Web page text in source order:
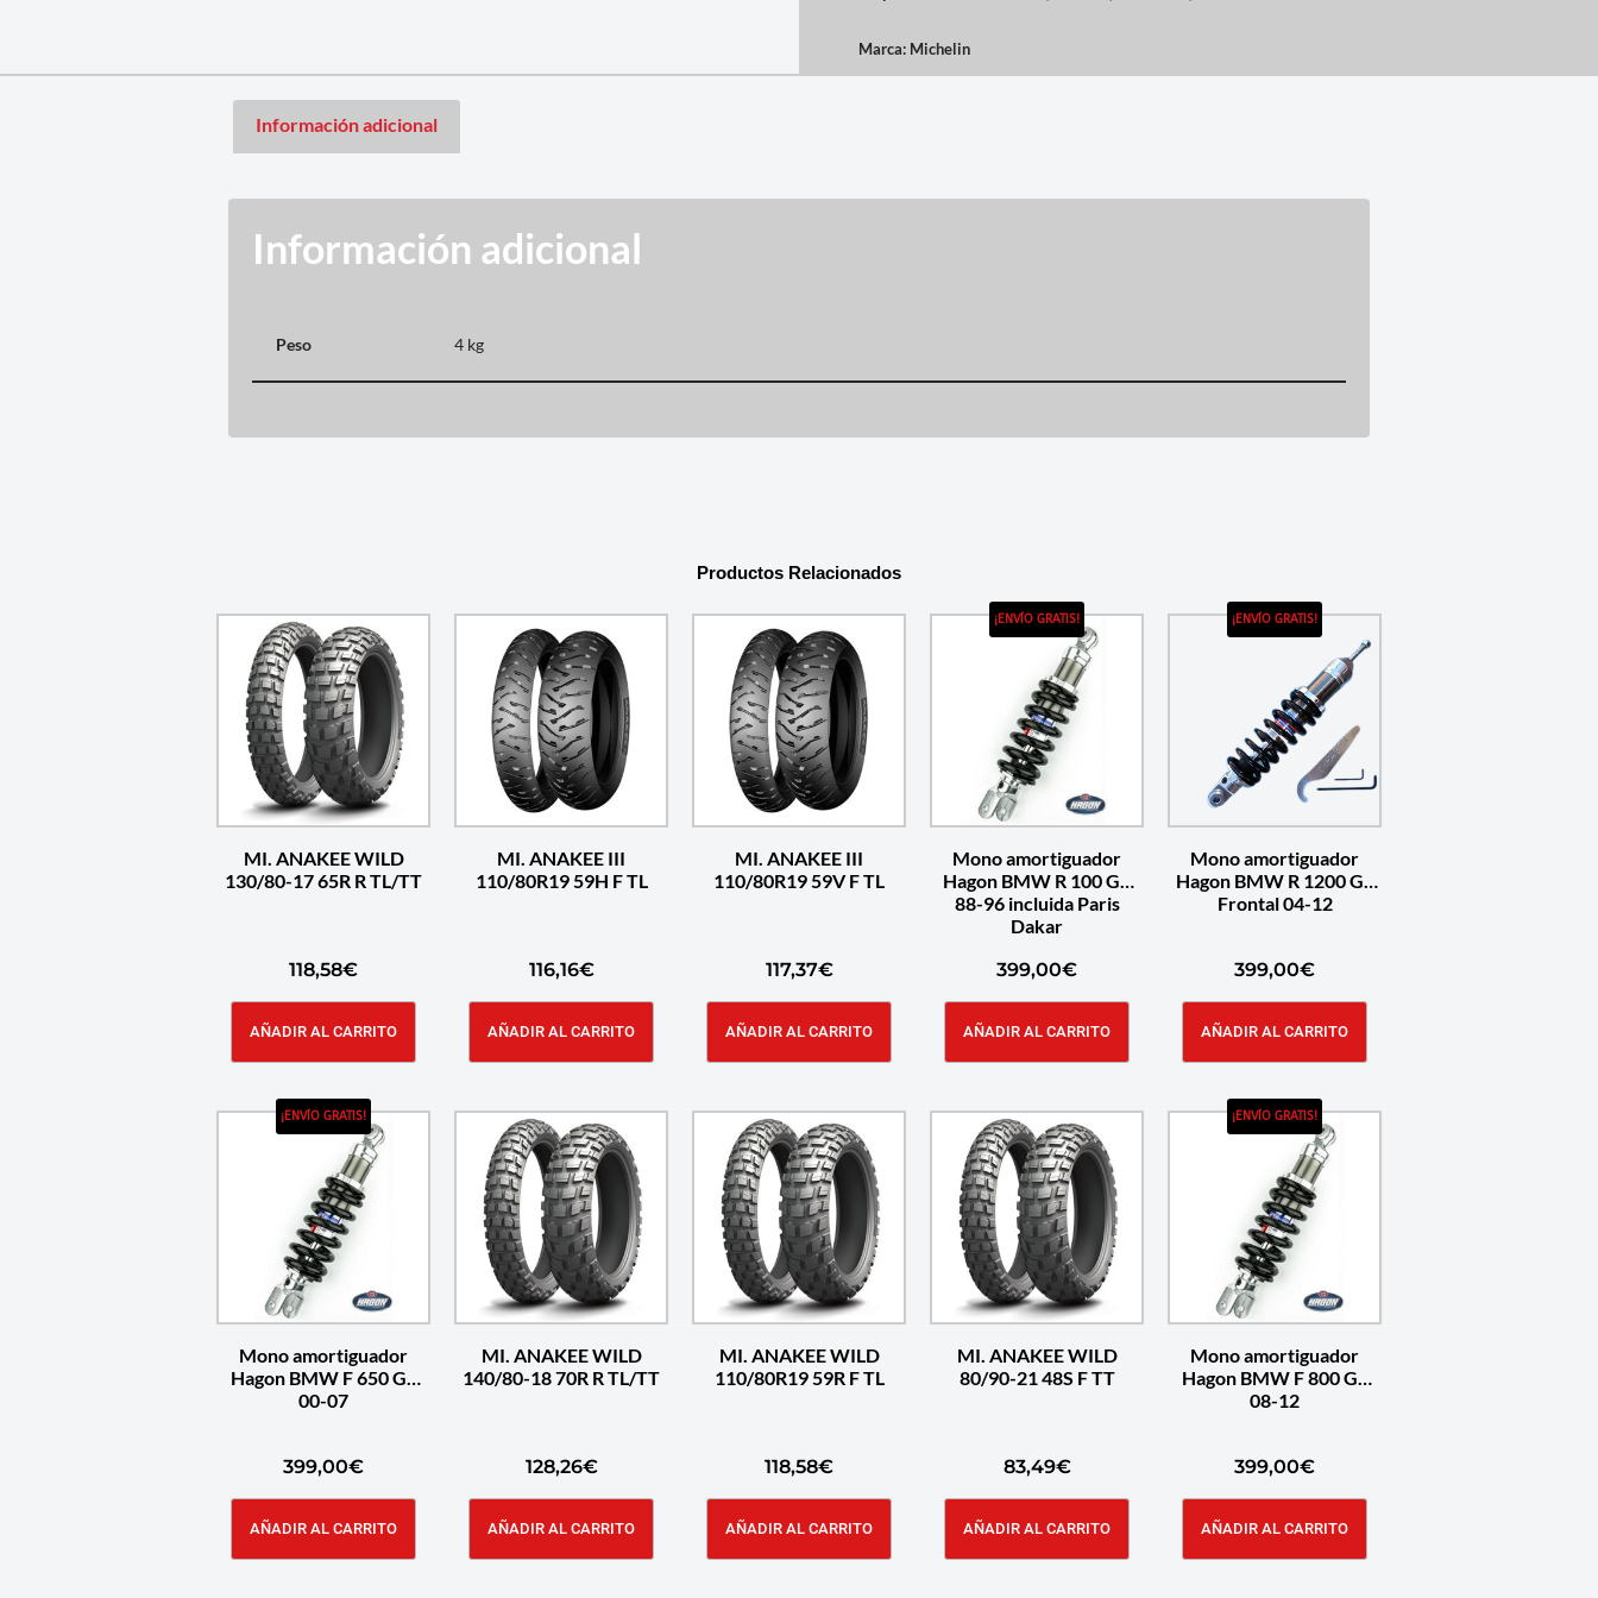
Marca: Michelin
Información adicional
Información adicional
Peso 4 kg
Productos Relacionados
MI. ANAKEE WILD
130/80-17 65R R TL/TT
118,58€
AÑADIR AL CARRITO
MI. ANAKEE III
110/80R19 59H F TL
116,16€
AÑADIR AL CARRITO
MI. ANAKEE III
110/80R19 59V F TL
117,37€
AÑADIR AL CARRITO
¡ENVÍO GRATIS!
Mono amortiguador
Hagon BMW R 100 GS
88-96 incluida Paris
Dakar
399,00€
AÑADIR AL CARRITO
¡ENVÍO GRATIS!
Mono amortiguador
Hagon BMW R 1200 GS
Frontal 04-12
399,00€
AÑADIR AL CARRITO
¡ENVÍO GRATIS!
Mono amortiguador
Hagon BMW F 650 GS
00-07
399,00€
AÑADIR AL CARRITO
MI. ANAKEE WILD
140/80-18 70R R TL/TT
128,26€
AÑADIR AL CARRITO
MI. ANAKEE WILD
110/80R19 59R F TL
118,58€
AÑADIR AL CARRITO
MI. ANAKEE WILD
80/90-21 48S F TT
83,49€
AÑADIR AL CARRITO
¡ENVÍO GRATIS!
Mono amortiguador
Hagon BMW F 800 GS
08-12
399,00€
AÑADIR AL CARRITO